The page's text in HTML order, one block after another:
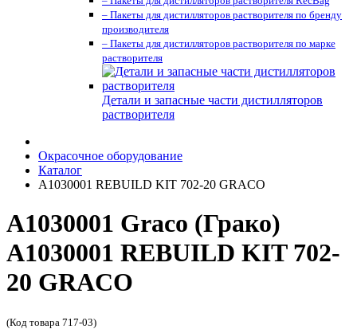
– Пакеты для дистилляторов растворителя по бренду
производителя
– Пакеты для дистилляторов растворителя по марке
растворителя
Детали и запасные части дистилляторов
растворителя
Окрасочное оборудование
Каталог
A1030001 REBUILD KIT 702-20 GRACO
A1030001 Graco (Грако)
A1030001 REBUILD KIT 702-
20 GRACO
(Код товара 717-03)